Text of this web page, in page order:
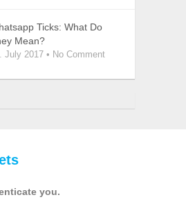
Ticks: What Do
Mean?
July 2017• No Comment
you.